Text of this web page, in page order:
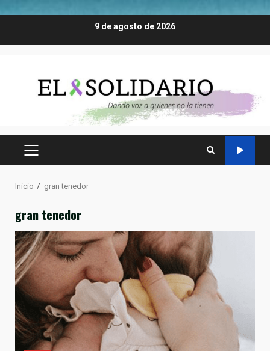
9 de agosto de 2026
MENÚ
Inicio gran tenedor
gran tenedor